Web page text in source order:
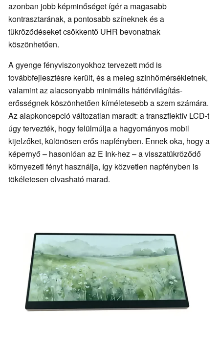
azonban jobb képminőséget ígér a magasabb
kontrasztarának, a pontosabb színeknek és a
tükröződéseket csökkentő UHR bevonatnak
köszönhetően.
A gyenge fényviszonyokhoz tervezett mód is
továbbfejlesztésre került, és a meleg színhőmérsékletnek,
valamint az alacsonyabb minimális háttérvilágítás-
erősségnek köszönhetően kíméletesebb a szem számára.
Az alapkoncepció változatlan maradt: a transzflektív LCD-t
úgy tervezték, hogy felülmúlja a hagyományos mobil
kijelzőket, különösen erős napfényben. Ennek oka, hogy a
képernyő – hasonlóan az E Ink-hez – a visszatükröződő
környezeti fényt használja, így közvetlen napfényben is
tökéletesen olvasható marad.